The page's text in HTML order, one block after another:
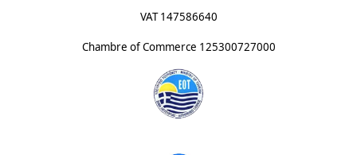
VAT 147586640
Chambre of Commerce 125300727000